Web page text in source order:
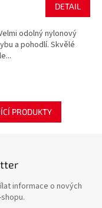
DETAIL
odolný nylonový
a pohodlí. Skvělé
PRODUKTY
informace o nových